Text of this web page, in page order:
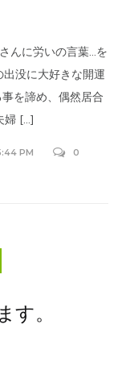
んに労いの言葉…を
没に大好きな開運
を諦め、偶然居合
婦 […]
PM 0
す。